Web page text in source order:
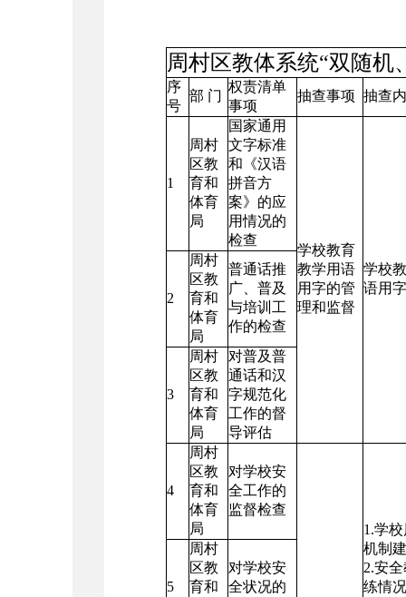
周村区教体系统“双随机
序
号
部 门
权责清单
事项
抽查事项 抽查
1
周村
区教
育和
体育
局
国家通用
文字标准
和《汉语
拼音方
案》的应
用情况的
检查
学校教育
教学用语
用字的管
理和监督
学校
语用
2
周村
区教
育和
体育
局
普通话推
广、普及
与培训工
作的检查
3
周村
区教
育和
体育
局
对普及普
通话和汉
字规范化
工作的督
导评估
4
周村
区教
育和
体育
局
对学校安
全工作的
监督检查
1.学
机制
2.安
练情
5
周村
区教
育和
对学校安
全状况的